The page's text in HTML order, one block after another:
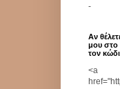
-
Αν
μου στο
τον
<a